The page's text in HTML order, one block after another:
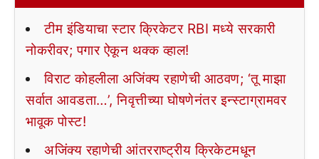
टीम इंडियाचा स्टार क्रिकेटर RBI मध्ये सरकारी
नोकरीवर; पगार ऐकून थक्क व्हाल!
विराट कोहलीला अजिंक्य रहाणेची आठवण; ‘तू माझा
सर्वात आवडता…’, निवृत्तीच्या घोषणेनंतर इन्स्टाग्रामवर
भावूक पोस्ट!
अजिंक्य रहाणेची आंतरराष्ट्रीय क्रिकेटमधून